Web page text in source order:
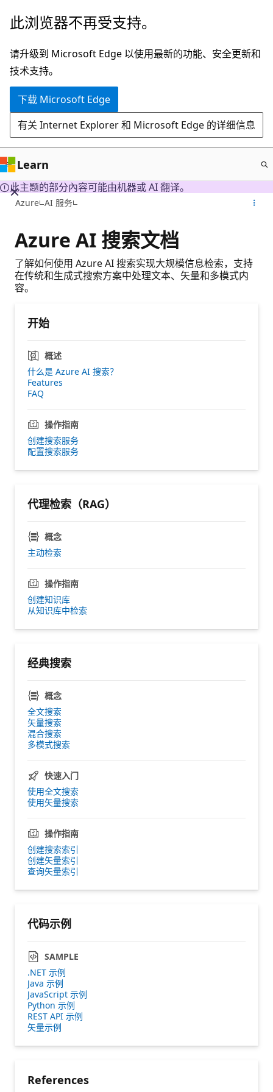
跳
主
要
内
此浏览器不再受支持。
请升级到 Microsoft Edge 以使用最新的功能、安全更新和
技术支持。
下载 Microsoft Edge
有关 Internet Explorer 和 Microsoft Edge 的详细信息
Learn
此主题的部分內容可能由机器或 AI 翻译。
Azure AI 服务
Azure AI 搜索文档
了解如何使用 Azure AI 搜索实现大规模信息检索，支持
在传统和生成式搜索方案中处理文本、矢量和多模式内
容。
开始
概述
什么是 Azure AI 搜索？
Features
FAQ
操作指南
创建搜索服务
配置搜索服务
代理检索（RAG）
概念
主动检索
操作指南
创建知识库
从知识库中检索
经典搜索
概念
全文搜索
矢量搜索
混合搜索
多模式搜索
快速入门
使用全文搜索
使用矢量搜索
操作指南
创建搜索索引
创建矢量索引
查询矢量索引
代码示例
SAMPLE
.NET 示例
Java 示例
JavaScript 示例
Python 示例
REST API 示例
矢量示例
References